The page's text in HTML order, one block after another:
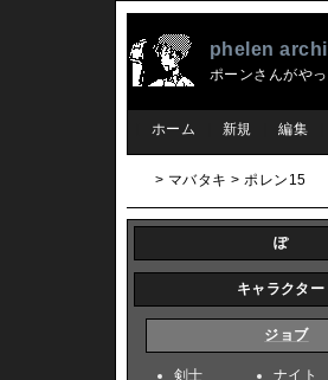
phelen
ポーンさんがや
ホーム 新規 編集
> マバタキ > ポレン15
ぽ
キャラクター
ジョブ
剣士
ナイト